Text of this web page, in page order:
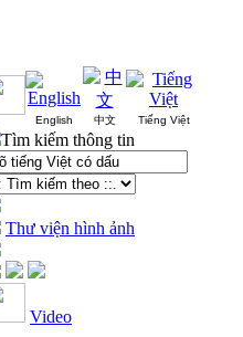
English 中文 Tiếng Việt
Tìm kiếm thông tin
Thư viện hình ảnh
Video